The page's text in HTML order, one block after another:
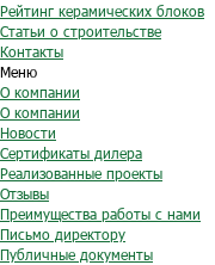
Рейтинг керамических блоков
Статьи о строительстве
Контакты
Меню
О компании
О компании
Новости
Сертификаты дилера
Реализованные проекты
Отзывы
Преимущества работы с нами
Письмо директору
Публичные документы